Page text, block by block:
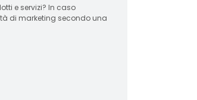
In caso
di marketing secondo una